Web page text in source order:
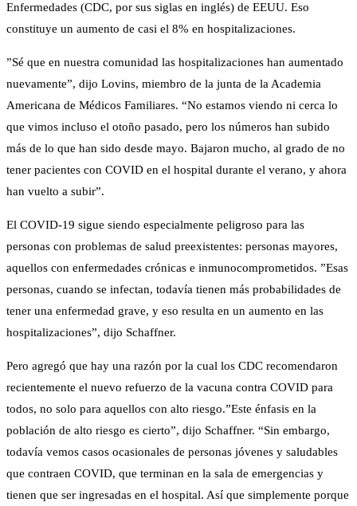
Enfermedades (CDC, por sus siglas en inglés) de EEUU. Eso
constituye un aumento de casi el 8% en hospitalizaciones.
”Sé que en nuestra comunidad las hospitalizaciones han aumentado
nuevamente”, dijo Lovins, miembro de la junta de la Academia
Americana de Médicos Familiares. “No estamos viendo ni cerca lo
que vimos incluso el otoño pasado, pero los números han subido
más de lo que han sido desde mayo. Bajaron mucho, al grado de no
tener pacientes con COVID en el hospital durante el verano, y ahora
han vuelto a subir”.
El COVID-19 sigue siendo especialmente peligroso para las
personas con problemas de salud preexistentes: personas mayores,
aquellos con enfermedades crónicas e inmunocomprometidos. ”Esas
personas, cuando se infectan, todavía tienen más probabilidades de
tener una enfermedad grave, y eso resulta en un aumento en las
hospitalizaciones”, dijo Schaffner.
Pero agregó que hay una razón por la cual los CDC recomendaron
recientemente el nuevo refuerzo de la vacuna contra COVID para
todos, no solo para aquellos con alto riesgo.”Este énfasis en la
población de alto riesgo es cierto”, dijo Schaffner. “Sin embargo,
todavía vemos casos ocasionales de personas jóvenes y saludables
que contraen COVID, que terminan en la sala de emergencias y
tienen que ser ingresadas en el hospital. Así que simplemente porque